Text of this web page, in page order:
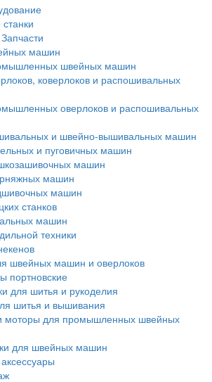
машин
швейных машин
коверлоков и распошивальных
оверлоков и распошивальных
и швейно-вышивальных машин
и пуговичных машин
машин
машин
машин
станков
машин
техники
швейных машин и оверлоков
портновские
для шитья и рукоделия
шитья и вышивания
моторы для промышленных швейных
для швейных машин